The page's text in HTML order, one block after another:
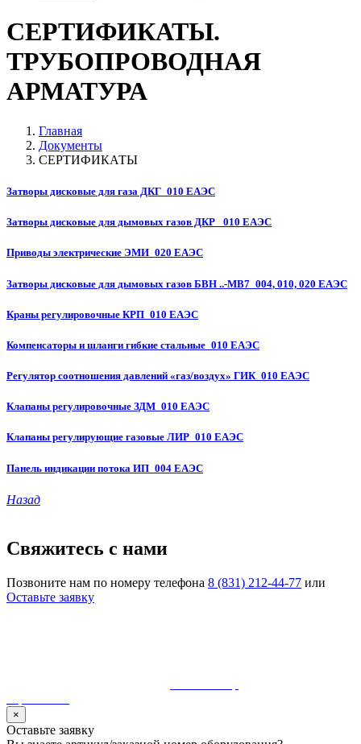
СЕРТИФИКАТЫ.
ТРУБОПРОВОДНАЯ
АРМАТУРА
Главная
Документы
СЕРТИФИКАТЫ
Затворы дисковые для газа ДКГ_010 ЕАЭС
Затворы дисковые для дымовых газов ДКР_ 010 ЕАЭС
Приводы электрические ЭМИ_020 ЕАЭС
Затворы дисковые для дымовых газов БВН ..-МВ7_004, 010, 020 ЕАЭС
Краны регулировочные КРП_010 ЕАЭС
Компенсаторы и шланги гибкие стальные_010 ЕАЭС
Регулятор соотношения давлений «газ/воздух» ГИК_010 ЕАЭС
Клапаны регулировочные ЗДМ_010 ЕАЭС
Клапаны регулирующие газовые ЛИР_010 ЕАЭС
Панель индикации потока ИП_004 ЕАЭС
Назад
Свяжитесь с нами
Позвоните нам по номеру телефона 8 (831) 212-44-77 или
Оставьте заявку
×
Оставьте заявку